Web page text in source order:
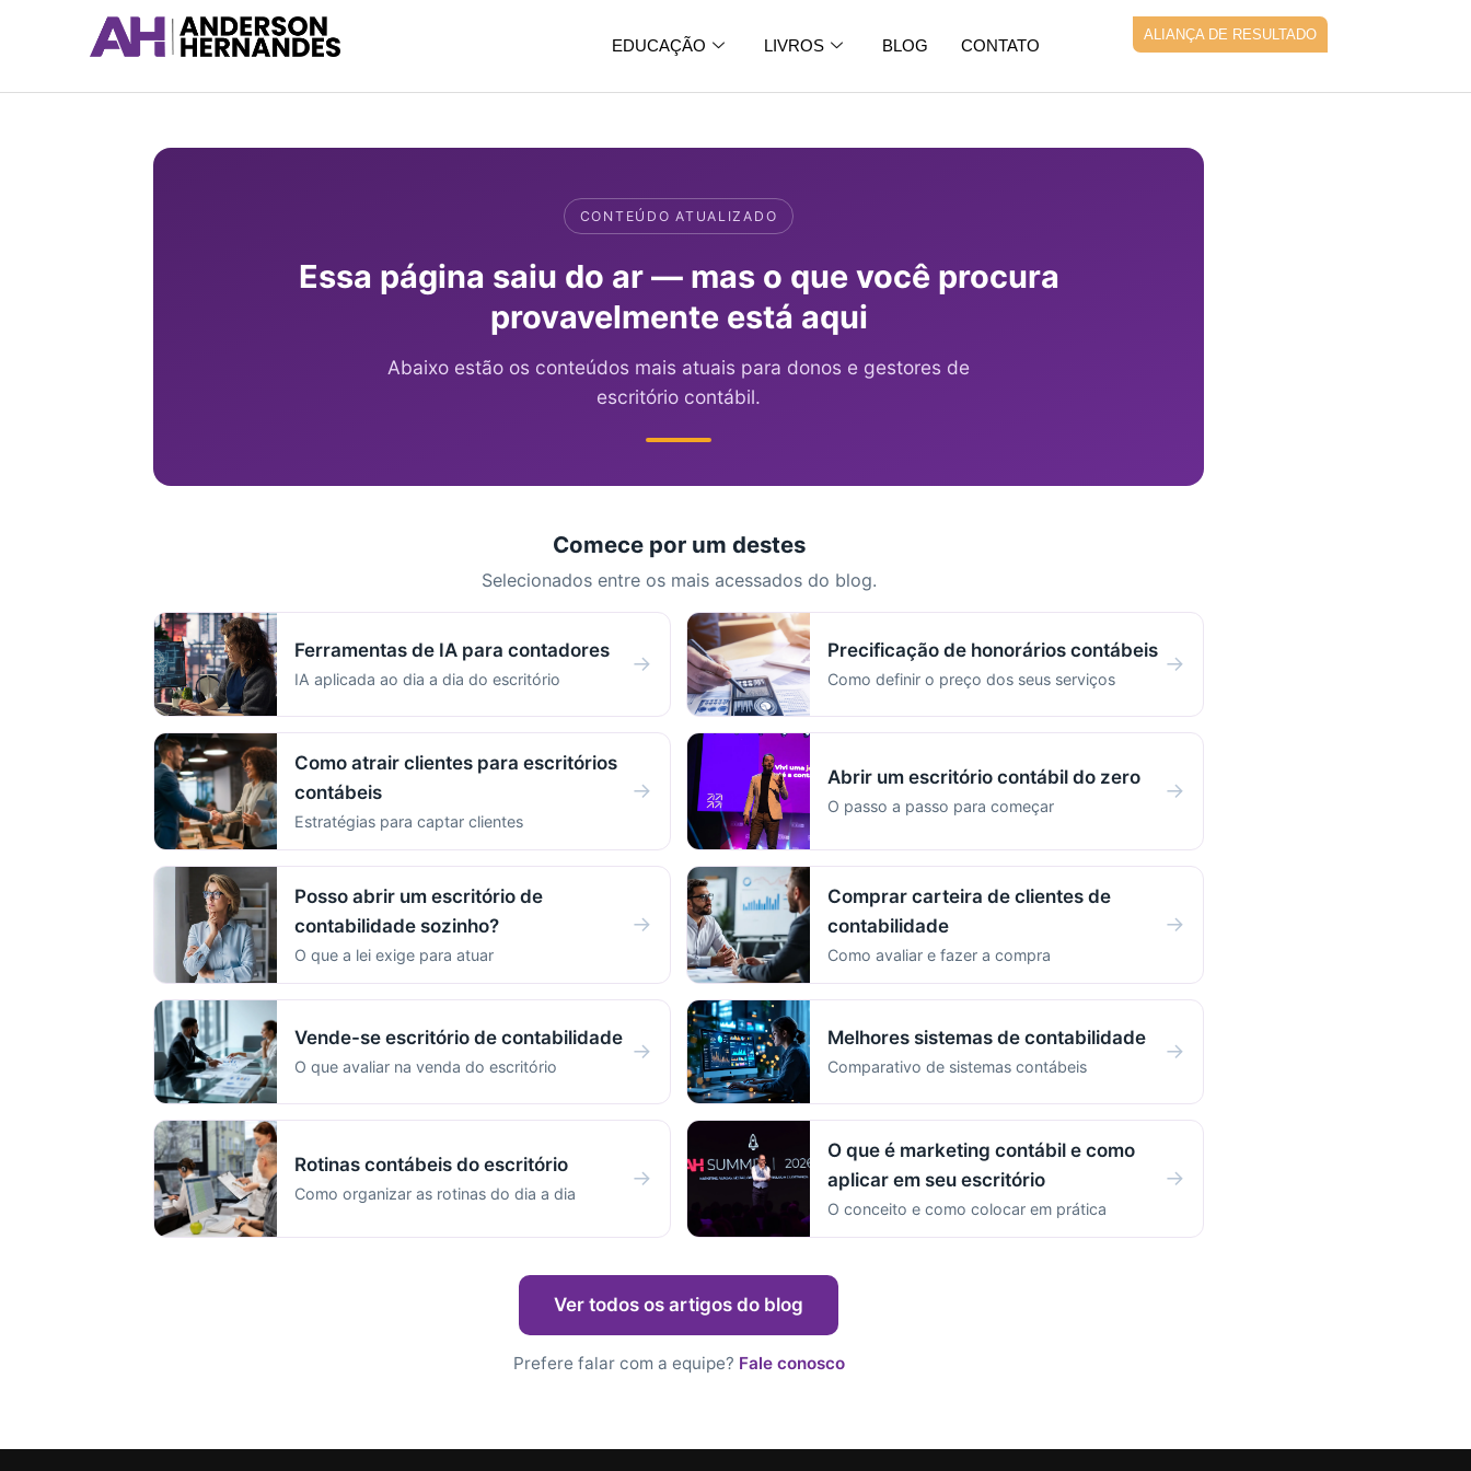
conteúdo
EDUCAÇÃO LIVROS BLOG CONTATO
ALIANÇA DE RESULTADO
CONTEÚDO ATUALIZADO
Essa página saiu do ar — mas o que você procura
provavelmente está aqui
Abaixo estão os conteúdos mais atuais para donos e gestores de
escritório contábil.
Comece por um destes
Selecionados entre os mais acessados do blog.
Ferramentas de IA para contadores
IA aplicada ao dia a dia do escritório
→ Precificação de honorários contábeis
Como definir o preço dos seus serviços
→
Como atrair clientes para escritórios
contábeis
Estratégias para captar clientes
→ Abrir um escritório contábil do zero
O passo a passo para começar
→
Posso abrir um escritório de
contabilidade sozinho?
O que a lei exige para atuar
→
Comprar carteira de clientes de
contabilidade
Como avaliar e fazer a compra
→
Vende-se escritório de contabilidade
O que avaliar na venda do escritório
→ Melhores sistemas de contabilidade
Comparativo de sistemas contábeis
→
Rotinas contábeis do escritório
Como organizar as rotinas do dia a dia
→
O que é marketing contábil e como
aplicar em seu escritório
O conceito e como colocar em prática
→
Ver todos os artigos do blog
Prefere falar com a equipe? Fale conosco